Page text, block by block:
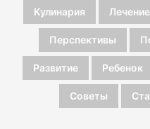
Кулинария Лечение
Перспективы
Развитие Ребенок
Советы